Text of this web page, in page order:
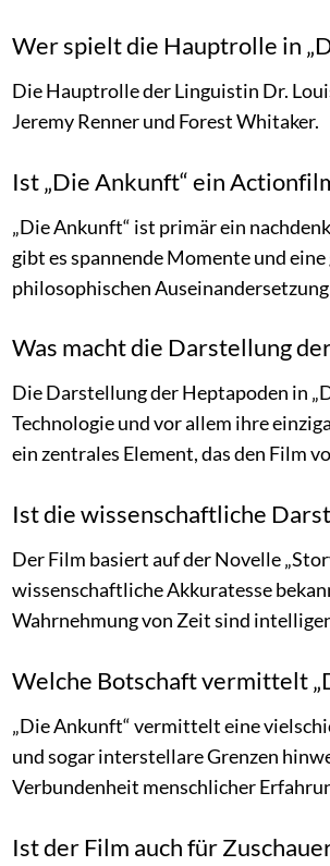
Wer spielt die Hauptrolle in
Die Hauptrolle der Linguistin Dr.
Jeremy Renner und Forest Whitaker.
Ist „Die Ankunft“ ein
„Die Ankunft“ ist primär ein
gibt es spannende Momente und
philosophischen
Was macht die Darstellung
Die Darstellung der Heptapoden in
Technologie und vor allem ihre
ein zentrales Element, das den Film
Ist die wissenschaftliche
Der Film basiert auf der Novelle
wissenschaftliche Akkuratesse
Wahrnehmung von Zeit sind
Welche Botschaft vermittelt
„Die Ankunft“ vermittelt eine
und sogar interstellare Grenzen
Verbundenheit menschlicher
Ist der Film auch für